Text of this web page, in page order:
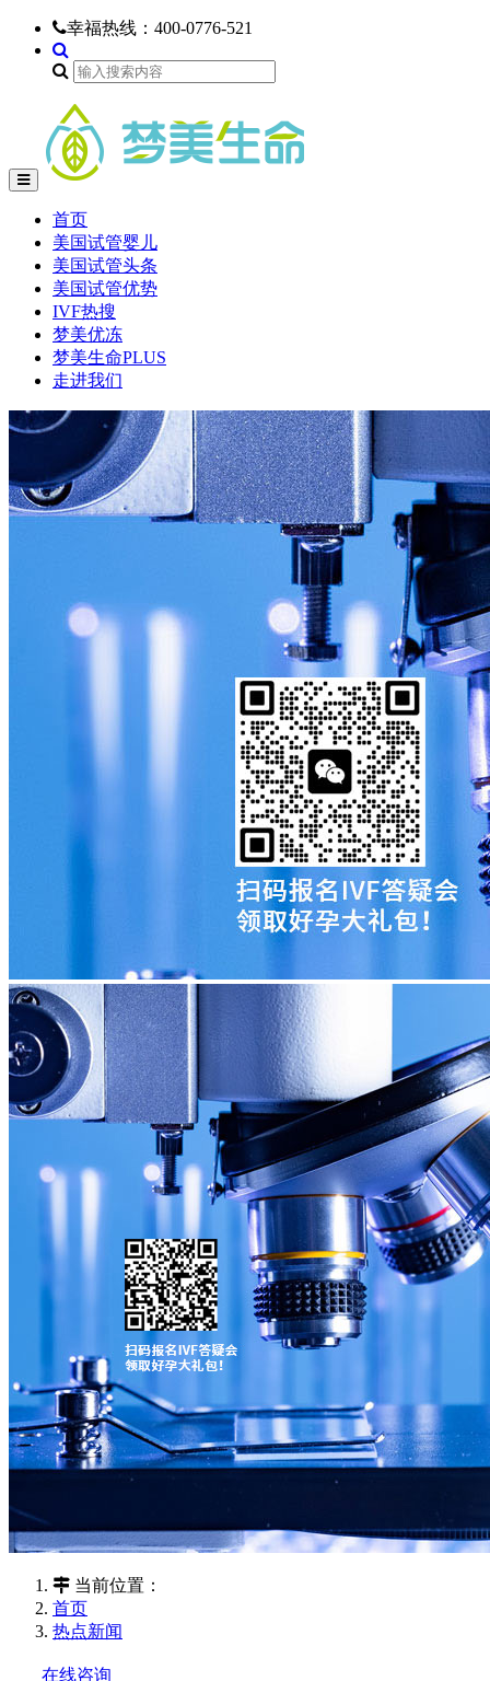
幸福热线： 400-0776-521
首页
美国试管婴儿
美国试管头条
美国试管优势
IVF热搜
梦美优冻
梦美生命PLUS
走进我们
当前位置：
首页
热点新闻
在线咨询